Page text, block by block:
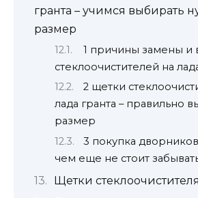
гранта – учимся выбирать
размер
1 причины замены и
стеклоочистителей на
2 щетки
лада гранта – правильно
размер
3 покупка
чем еще не стоит
Щетки